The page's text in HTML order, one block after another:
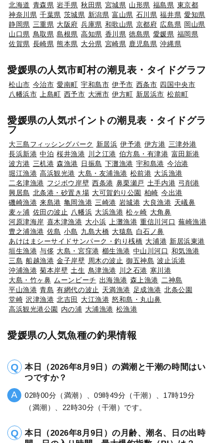
北海道 青森県 岩手県 秋田県 宮城県 山形県 福島県 東京都
神奈川県 千葉県 茨城県 新潟県 富山県 石川県 福井県 愛知県
静岡県 三重県 大阪府 兵庫県 和歌山県 京都府 広島県 岡山県
山口県 鳥取県 島根県 高知県 香川県 徳島県 愛媛県 福岡県
佐賀県 長崎県 熊本県 大分県 宮崎県 鹿児島県 沖縄県
愛媛県の人気市町村の潮見表・タイドグラフ
松山市 今治市 愛南町 宇和島市 伊予市 西条市 四国中央市
八幡浜市
上島町 西予市 大洲市 伊方町 新居浜市 松前町
愛媛県の人気ポイントの潮見表・タイドグラ
フ
大三島フィッシングパーク 新居浜 伊予港 伊方港 三津外港
長浜新港 中泊 桜井漁港 川之江港 伯方島・有津港 富田新港
波方港 三机港 森漁港 日振島 下灘漁港 宇和島港 今治港
堀江漁港 高浜観光港 大島・友浦漁港 松前港 大浜漁港
二名津漁港 フジボウ岸壁 西条港 鼻栗瀬戸 土手内港 弓削港
興居島 北条港・砂置き場 大可賀釣り公園 柏崎 今出港
磯崎漁港 来島港 亀岡漁港 三崎港 岩城港 大良漁港 天嶬鼻
麦ヶ浦 佐田の波止 八幡浜 大浜漁港 松ヶ崎 大角鼻
河原津海岸 喜木津漁港 大小浜 上灘漁港 重信川河口 蕪崎漁港
豊之浦漁港 佐島 小島 九島大橋 大猿島 白石ノ鼻
あけはまシーサイドサンパーク・釣り桟橋 大浦港 新居浜東港
垣生漁港 与侈 大島・宮窪港 櫛生漁港 中山川河口 和気漁港
三島 船越漁港 金子岸壁 周木の波止 御五神島 波止浜港
沖浦漁港 菊本岸壁 土生 鳥津漁港 川之石港 寒川港
大島・竹ヶ鼻 ムーンビーチ 出海漁港 森上漁港 二神島
平山漁港 青島 有網代の波止 天満漁港 足成漁港 北条公園
堂崎 沢津漁港 北吉田 大江漁港 怒和島・丸山鼻
高浜観光港公園 内の浦 大浦漁港 松漁港
愛媛県の人気魚種の釣果情報
本日（2026年8月9日）の満潮と干潮の時間はい
つですか？
02時00分（満潮）、09時49分（干潮）、17時19分
（満潮）、22時30分（干潮）です。
本日（2026年8月9日）の月齢、潮名、日の出時